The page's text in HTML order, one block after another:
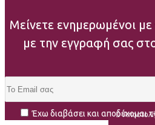
Μείνετε ενημερωμένοι
με την εγγραφή σας
Έχω διαβάσει και αποδέχομαι